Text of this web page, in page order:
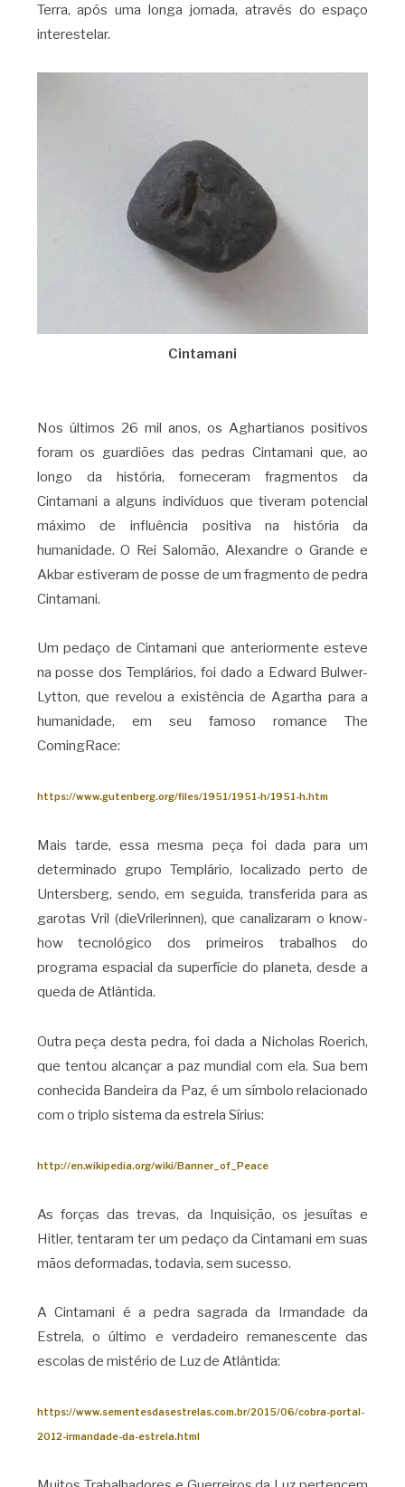
Terra, após uma longa jornada, através do espaço
interestelar.
Cintamani
Nos últimos 26 mil anos, os Aghartianos positivos
foram os guardiões das pedras Cintamani que, ao
longo da história, forneceram fragmentos da
Cintamani a alguns indivíduos que tiveram potencial
máximo de influência positiva na história da
humanidade. O Rei Salomão, Alexandre o Grande e
Akbar estiveram de posse de um fragmento de pedra
Cintamani.
Um pedaço de Cintamani que anteriormente esteve
na posse dos Templários, foi dado a Edward Bulwer-
Lytton, que revelou a existência de Agartha para a
humanidade, em seu famoso romance The
ComingRace:
https://www.gutenberg.org/files/1951/1951-h/1951-h.htm
Mais tarde, essa mesma peça foi dada para um
determinado grupo Templário, localizado perto de
Untersberg, sendo, em seguida, transferida para as
garotas Vril (dieVrilerinnen), que canalizaram o know-
how tecnológico dos primeiros trabalhos do
programa espacial da superfície do planeta, desde a
queda de Atlântida.
Outra peça desta pedra, foi dada a Nicholas Roerich,
que tentou alcançar a paz mundial com ela. Sua bem
conhecida Bandeira da Paz, é um símbolo relacionado
com o triplo sistema da estrela Sírius:
http://en.wikipedia.org/wiki/Banner_of_Peace
As forças das trevas, da Inquisição, os jesuítas e
Hitler, tentaram ter um pedaço da Cintamani em suas
mãos deformadas, todavia, sem sucesso.
A Cintamani é a pedra sagrada da Irmandade da
Estrela, o último e verdadeiro remanescente das
escolas de mistério de Luz de Atlântida:
https://www.sementesdasestrelas.com.br/2015/06/cobra-portal-
2012-irmandade-da-estrela.html